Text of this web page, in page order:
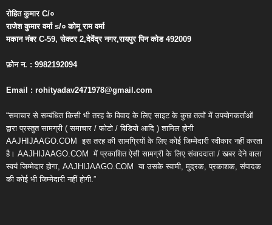
रोहित कुमारC/०
राजेश कुमार वर्माs/० कोमू राम वर्मा
मकान नंबरC-59,सेक्टर2,देवेंद्र नगर,रायपुर पिन कोड492009
फ़ोन न. : 9982192094
Email : rohityadav2471978@gmail.com
“समाचार से सम्बंधित किसी भी तरह के विवाद के लिए साइट के कुछ तत्वों में उपयोगकर्ताओं
द्वारा प्रस्तुत सामग्री ( समाचार / फोटो / विडियो आदि ) शामिल होगी
AAJHIJAAGO.COM इस तरह की सामग्रियों के लिए कोई जिम्मेदारी स्वीकार नहीं करता
है। AAJHIJAAGO.COM में प्रकाशित ऐसी सामग्री के लिए संवाददाता / खबर देने वाला
स्वयं जिम्मेदार होगा, AAJHIJAAGO.COM या उसके स्वामी, मुद्रक, प्रकाशक, संपादक
की कोई भी जिम्मेदारी नहीं होगी.”